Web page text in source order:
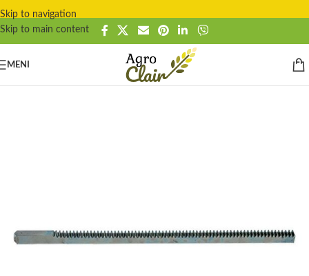
Skip to navigation
Skip to main content
MENI